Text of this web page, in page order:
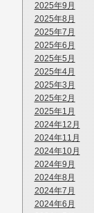
2025年9月
2025年8月
2025年7月
2025年6月
2025年5月
2025年4月
2025年3月
2025年2月
2025年1月
2024年12月
2024年11月
2024年10月
2024年9月
2024年8月
2024年7月
2024年6月